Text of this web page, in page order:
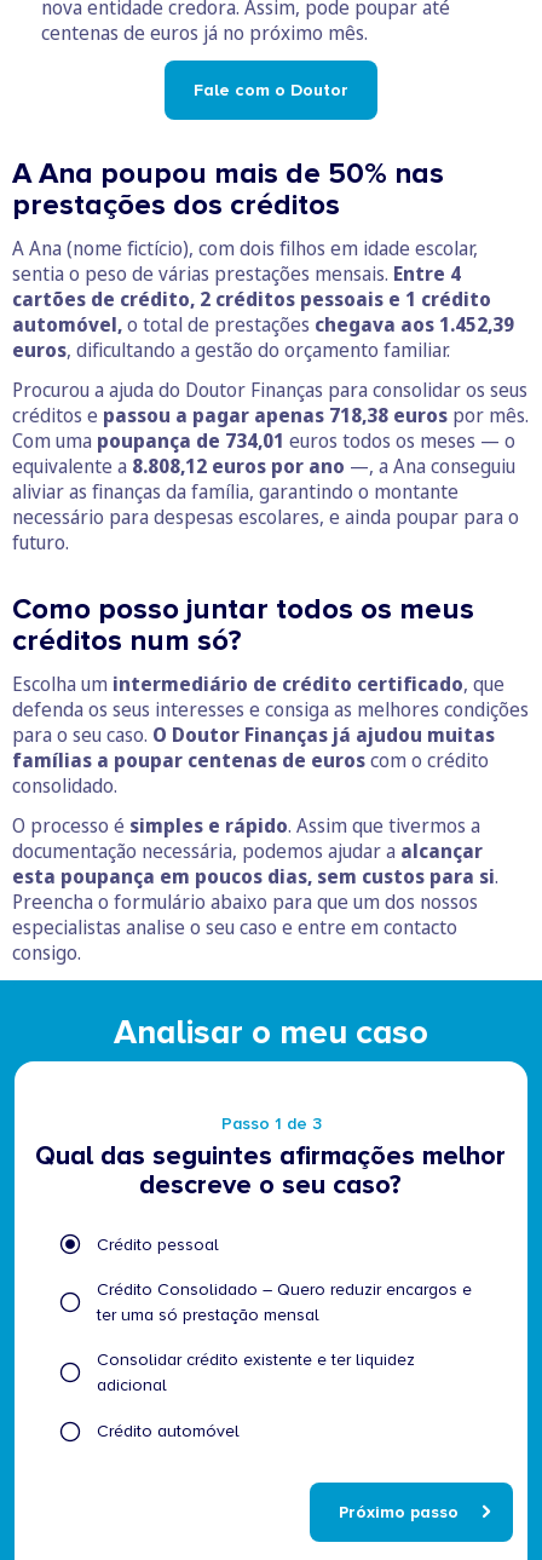
nova entidade credora. Assim, pode poupar até
centenas de euros já no próximo mês.
Fale com o Doutor
A Ana poupou mais de 50% nas
prestações dos créditos
A Ana (nome fictício), com dois filhos em idade escolar,
sentia o peso de várias prestações mensais. Entre 4
cartões de crédito, 2 créditos pessoais e 1 crédito
automóvel,o total de prestações chegava aos 1.452,39
euros, dificultando a gestão do orçamento familiar.
Procurou a ajuda do Doutor Finanças para consolidar os seus
créditos e passou a pagar apenas 718,38 euros por mês.
Com uma poupança de 734,01 euros todos os meses — o
equivalente a 8.808,12 euros por ano —, a Ana conseguiu
aliviar as finanças da família, garantindo o montante
necessário para despesas escolares, e ainda poupar para o
futuro.
Como posso juntar todos os meus
créditos num só?
Escolha um intermediário de crédito certificado, que
defenda os seus interesses e consiga as melhores condições
para o seu caso. O Doutor Finanças já ajudou muitas
famílias a poupar centenas de euroscom o crédito
consolidado.
O processo é simples e rápido. Assim que tivermos a
documentação necessária, podemos ajudar a alcançar
esta poupança em poucos dias, sem custos para si.
Preencha o formulário abaixo para que um dos nossos
especialistas analise o seu caso e entre em contacto
consigo.
Analisar o meu caso
Passo 1 de 3
Qual das seguintes afirmações melhor
descreve o seu caso?
Qual
seguintes
afirmações
descreve
seu
caso?
Crédito pessoal
Crédito Consolidado – Quero reduzir encargos e
ter uma só prestação mensal
Consolidar crédito existente e ter liquidez
adicional
Crédito automóvel
Próximo passo